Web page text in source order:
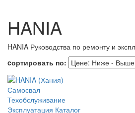
HANIA
HANIA Руководства по ремонту и
cортировать по: